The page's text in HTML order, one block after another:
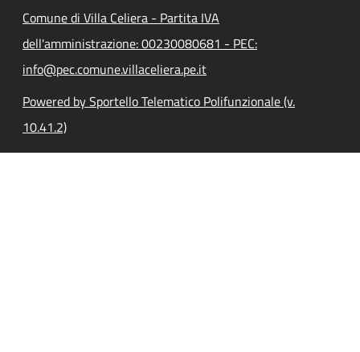
Comune di Villa Celiera - Partita IVA
dell'amministrazione: 00230080681 - PEC:
info@pec.comune.villaceliera.pe.it
Powered by Sportello Telematico Polifunzionale (v.
10.41.2)